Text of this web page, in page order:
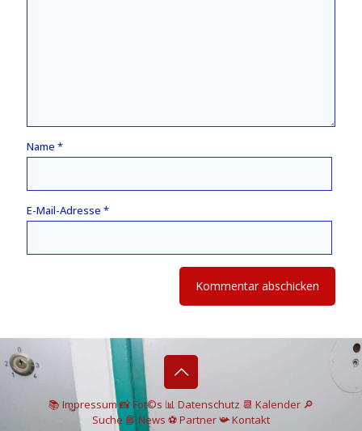
Name *
E-Mail-Adresse *
📚 Impressum📸Fot©s 📊 Datenschutz 📆 Kalender 🔎
Suche 📘 News ⚽Partner📯Kontakt